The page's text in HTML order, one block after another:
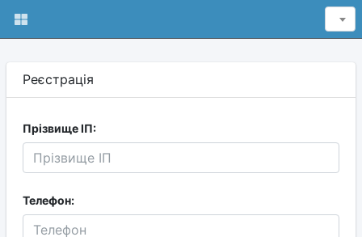
Реєстрація
Прізвище ІП:
Телефон: